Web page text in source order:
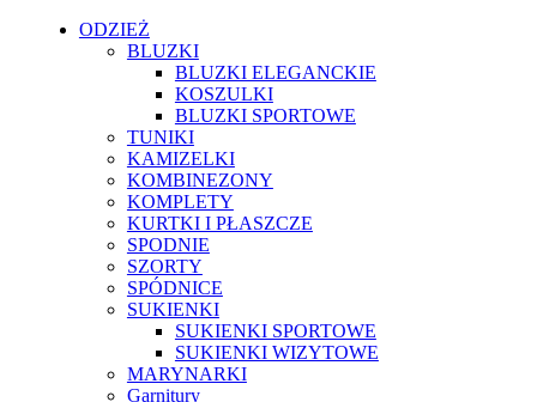
ODZIEŻ
BLUZKI
BLUZKI ELEGANCKIE
KOSZULKI
BLUZKI SPORTOWE
TUNIKI
KAMIZELKI
KOMBINEZONY
KOMPLETY
KURTKI I PŁASZCZE
SPODNIE
SZORTY
SPÓDNICE
SUKIENKI
SUKIENKI SPORTOWE
SUKIENKI WIZYTOWE
MARYNARKI
Garnitury